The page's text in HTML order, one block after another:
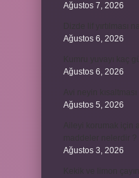
Ağustos 7, 2026
Ağustos 6, 2026
Ağustos 6, 2026
Ağustos 5, 2026
Ağustos 3, 2026